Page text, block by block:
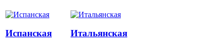
Испанская Итальянская